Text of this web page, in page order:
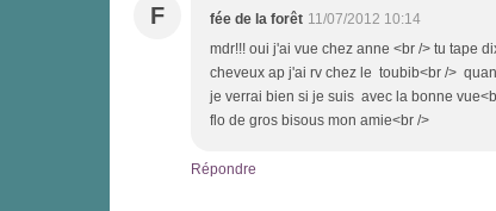
F fée de la forêt 11/07/2012 10:14
mdr!!! oui j'ai vue chez anne <br /> tu tape
cheveux ap j'ai rv chez le toubib<br />
je verrai bien si je suis avec la bonne
flo de gros bisous mon amie<br />
Répondre